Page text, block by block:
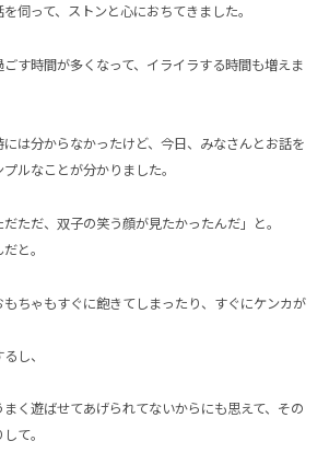
伺って、ストンと心におちてきました。
す時間が多くなって、イライラする時間も増えま
は分からなかったけど、今日、みなさんとお話を
ルなことが分かりました。
だただ、双子の笑う顔が見たかったんだ」と。
と。
ちゃもすぐに飽きてしまったり、すぐにケンカが
し、
く遊ばせてあげられてないからにも思えて、その
て。